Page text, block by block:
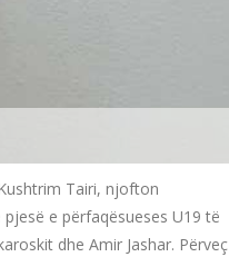
Tairi, njofton
e përfaqësueses U19 të
dhe Amir Jashar. Përveç